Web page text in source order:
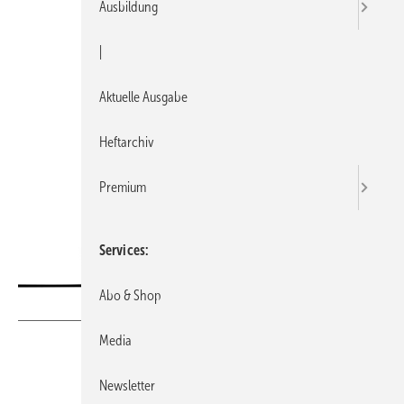
Ausbildung
Aktuelle Ausgabe
Heftarchiv
Premium
Services
Abo & Shop
Media
Newsletter